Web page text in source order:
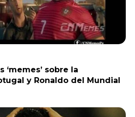
‘memes’ sobre la
y Ronaldo del Mundial